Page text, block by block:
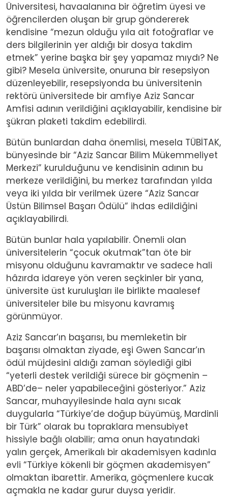
Üniversitesi, havaalanına bir öğretim üyesi ve
öğrencilerden oluşan bir grup göndererek
kendisine “mezun olduğu yıla ait fotoğraflar ve
ders bilgilerinin yer aldığı bir dosya takdim
etmek” yerine başka bir şey yapamaz mıydı? Ne
gibi? Mesela üniversite, onuruna bir resepsiyon
düzenleyebilir, resepsiyonda bu üniversitenin
rektörü üniversitede bir amfiye Aziz Sancar
Amfisi adının verildiğini açıklayabilir, kendisine bir
şükran plaketi takdim edebilirdi.
Bütün bunlardan daha önemlisi, mesela TÜBİTAK,
bünyesinde bir “Aziz Sancar Bilim Mükemmeliyet
Merkezi” kurulduğunu ve kendisinin adının bu
merkeze verildiğini, bu merkez tarafından yılda
veya iki yılda bir verilmek üzere “Aziz Sancar
Üstün Bilimsel Başarı Ödülü” ihdas edildiğini
açıklayabilirdi.
Bütün bunlar hala yapılabilir. Önemli olan
üniversitelerin “çocuk okutmak”tan öte bir
misyonu olduğunu kavramaktır ve sadece hali
hâzırda idareye yön veren seçkinler bir yana,
üniversite üst kuruluşları ile birlikte maalesef
üniversiteler bile bu misyonu kavramış
görünmüyor.
Aziz Sancar’ın başarısı, bu memleketin bir
başarısı olmaktan ziyade, eşi Gwen Sancar’ın
ödül müjdesini aldığı zaman söylediği gibi
“yeterli destek verildiği sürece bir göçmenin –
ABD’de– neler yapabileceğini gösteriyor.” Aziz
Sancar, muhayyilesinde hala aynı sıcak
duygularla “Türkiye’de doğup büyümüş, Mardinli
bir Türk” olarak bu topraklara mensubiyet
hissiyle bağlı olabilir; ama onun hayatındaki
yalın gerçek, Amerikalı bir akademisyen kadınla
evli “Türkiye kökenli bir göçmen akademisyen”
olmaktan ibarettir. Amerika, göçmenlere kucak
açmakla ne kadar gurur duysa yeridir.